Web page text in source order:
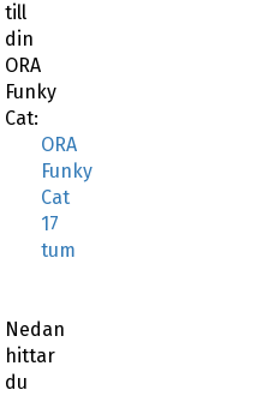
till
din
ORA
Funky
Cat:
ORA
Funky
Cat
17
tum
Nedan
hittar
du